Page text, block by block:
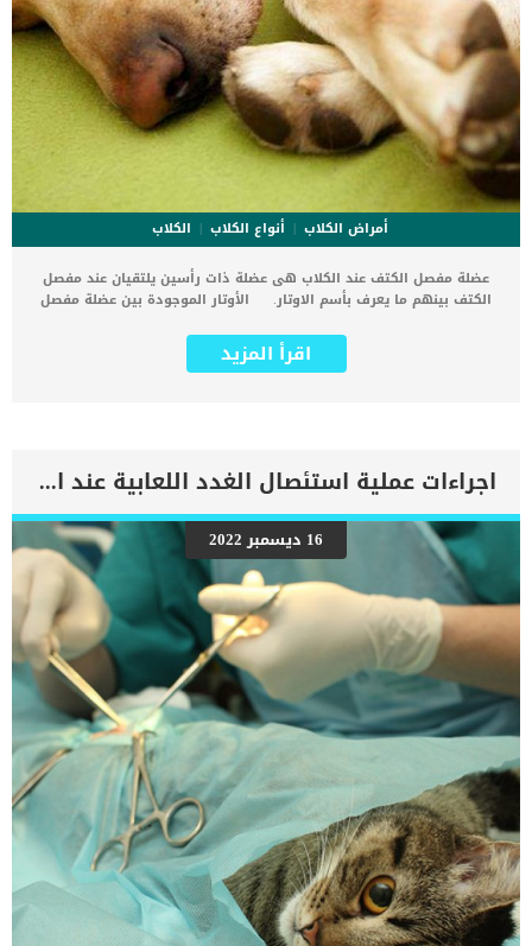
أمراض الكلاب أنواع الكلاب
الكلاب
عضلة مفصل الكتف عند الكلاب هى عضلة ذات رأسين يلتقيان عند مفصل
الكتف بينهم ما يعرف بأسم الاوتار. الأوتار الموجودة بين عضلة مفصل
فى السلالات الكبيرة من الكلاب التي تستخدم للصيد. يشيع تلف التهابات
عضلة مفصل الكتف عند الكلاب بين الكلاب المستخدمة للصيد والرياضة
الكلاب هى الوسيلة المؤكد لهذه الاصابة وغيرها من الاصابات التي تصيب
عضلات وعظام الكلب. هناك إجراء جراحى يعرف باسم “Tenodesis” يهدف
لإصلاح الاوتار التالفة فى عضلة مفصل الكتف وانقاذ اكبر قدر ممكن قدرة
الكلب على الحركة. إجراءات عملية تلف عضلة مفصل الكتف عند الكلاب
تتطلب هذه العملية وضع الكلب تحت التخدير الكلى. فى بداية الامر يجب
عمل بعض تحاليل البول والدم لاكتشاف قدرة الكلب الصحية على تحمل
التخدير الكلى.الأشعات السينية والتصوير بالموجات بامكانه تحديد مكان
التلف وشدته فى كتف الكلب.سيطلب منك الطبيب البيطري منع الأكل
والشرب عن كلبك فى الليلة التى تسبق العملية.سيقوم الطبيب البيطرى
بحلاقة الكتف المصاب […]
اقرأ المزيد
اجراءات عملية استئصال الغدد اللعابية عند القطط
16 ديسمبر 2022